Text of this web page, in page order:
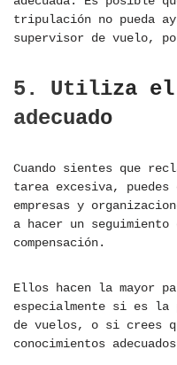
tripulación no pueda
supervisor de vuelo,
5. Utiliza el
adecuado
Cuando sientes que
tarea excesiva,
empresas y
a hacer un seguimiento
compensación.
Ellos hacen la mayor
especialmente si es la
de vuelos, o si crees
conocimientos